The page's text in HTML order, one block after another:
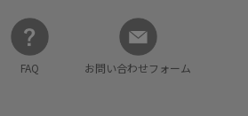
FAQ お問い合わせフォーム